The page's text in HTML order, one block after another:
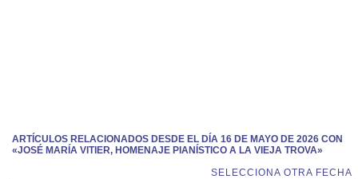
ARTÍCULOS RELACIONADOS DESDE EL DÍA 16 DE MAYO DE 2026 CON
«JOSÉ MARÍA VITIER, HOMENAJE PIANÍSTICO A LA VIEJA TROVA»
SELECCIONA OTRA FECHA